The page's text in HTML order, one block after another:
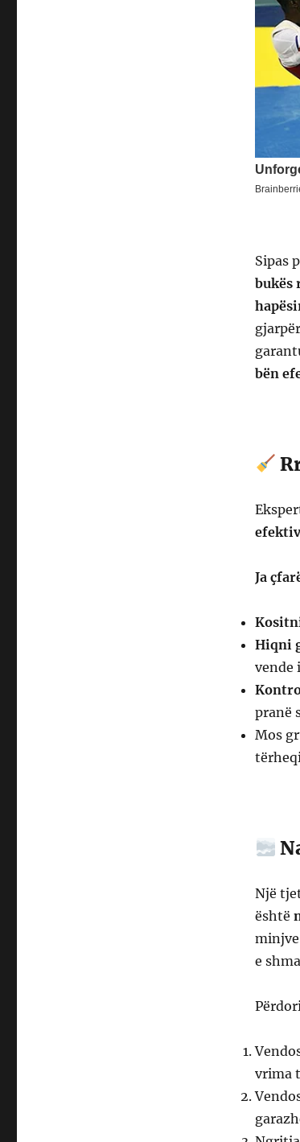
Sipas
bukës
bën
Ja
Hiqni
vende
pranë
Mos
Një
është
e
vrima